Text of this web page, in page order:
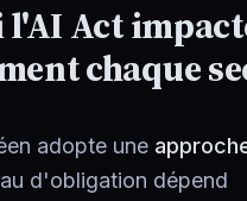
Act
chaque
adopte une
d'obligation dépend